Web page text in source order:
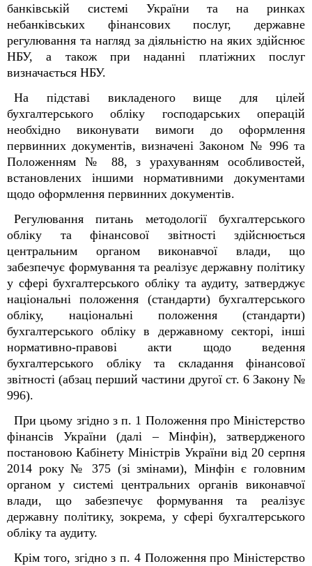
банківській системі України та на ринках
небанківських фінансових послуг, державне
регулювання та нагляд за діяльністю на яких здійснює
НБУ, а також при наданні платіжних послуг
визначається НБУ.
На підставі викладеного вище для цілей
бухгалтерського обліку господарських операцій
необхідно виконувати вимоги до оформлення
первинних документів, визначені Законом № 996 та
Положенням № 88, з урахуванням особливостей,
встановлених іншими нормативними документами
щодо оформлення первинних документів.
Регулювання питань методології бухгалтерського
обліку та фінансової звітності здійснюється
центральним органом виконавчої влади, що
забезпечує формування та реалізує державну політику
у сфері бухгалтерського обліку та аудиту, затверджує
національні положення (стандарти) бухгалтерського
обліку, національні положення (стандарти)
бухгалтерського обліку в державному секторі, інші
нормативно-правові акти щодо ведення
бухгалтерського обліку та складання фінансової
звітності (абзац перший частини другої ст. 6 Закону №
996).
При цьому згідно з п. 1 Положення про Міністерство
фінансів України (далі – Мінфін), затвердженого
постановою Кабінету Міністрів України від 20 серпня
2014 року № 375 (зі змінами), Мінфін є головним
органом у системі центральних органів виконавчої
влади, що забезпечує формування та реалізує
державну політику, зокрема, у сфері бухгалтерського
обліку та аудиту.
Крім того, згідно з п. 4 Положення про Міністерство